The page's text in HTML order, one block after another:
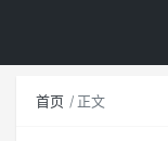
首页 正文